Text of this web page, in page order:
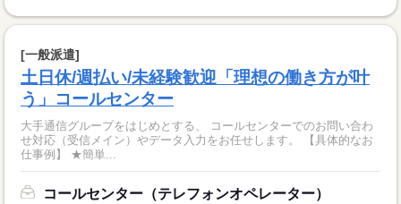
[一般派遣]
土日休/週払い/未経験歓迎「理想の働き方が叶
う」コールセンター
大手通信グループをはじめとする、 コールセンターでのお問い合わ
せ対応（受信メイン）やデータ入力をお任せします。 【具体的なお
仕事例】 ★簡単...
コールセンター（テレフォンオペレーター）